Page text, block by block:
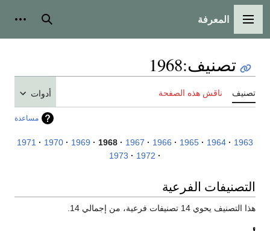
القائمة الرئيسية
المعرفة بحث
تصنيف:
1968
تصنيف ناقش هذه الصفحة أدوات
مساعدة
1963
1964
1965
1966
1967
1968
1969
1970
1971
1972
1973
التصنيفات الفرعية
هذا التصنيف يحوي 14 تصنيفات فرعية، من إجمالي 14.